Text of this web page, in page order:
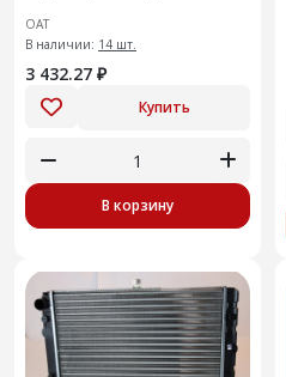
ОАТ
В наличии: 14 шт.
3 432.27 ₽
Купить
В корзину